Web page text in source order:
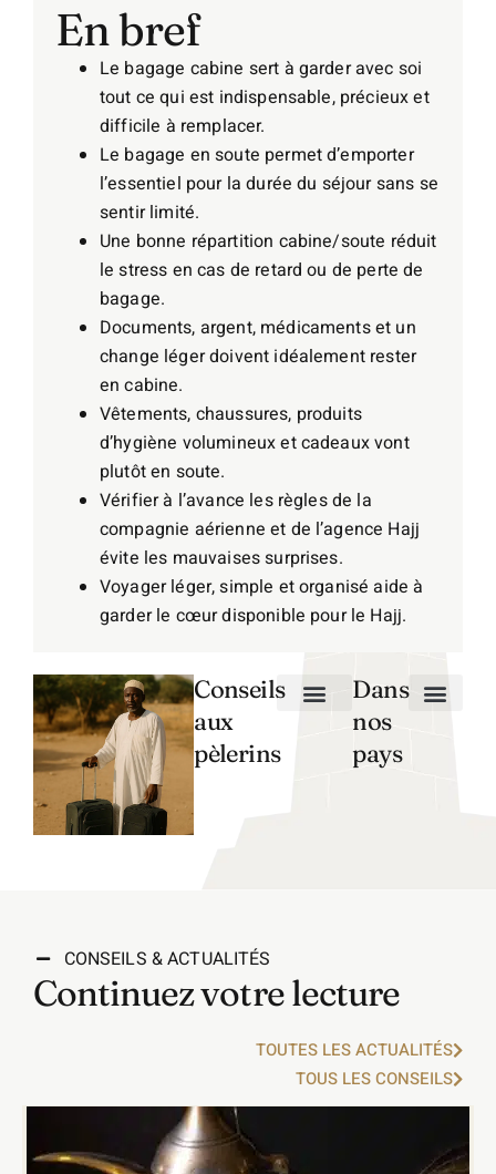
En bref
Le bagage cabine sert à garder avec soi
tout ce qui est indispensable, précieux et
difficile à remplacer.
Le bagage en soute permet d’emporter
l’essentiel pour la durée du séjour sans se
sentir limité.
Une bonne répartition cabine/soute réduit
le stress en cas de retard ou de perte de
bagage.
Documents, argent, médicaments et un
change léger doivent idéalement rester
en cabine.
Vêtements, chaussures, produits
d’hygiène volumineux et cadeaux vont
plutôt en soute.
Vérifier à l’avance les règles de la
compagnie aérienne et de l’agence Hajj
évite les mauvaises surprises.
Voyager léger, simple et organisé aide à
garder le cœur disponible pour le Hajj.
Conseils
aux
pèlerins
Dans
nos
pays
CONSEILS & ACTUALITÉS
Continuez votre lecture
TOUTES LES ACTUALITÉS
TOUS LES CONSEILS